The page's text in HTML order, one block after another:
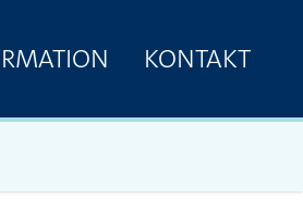
KONTAKT